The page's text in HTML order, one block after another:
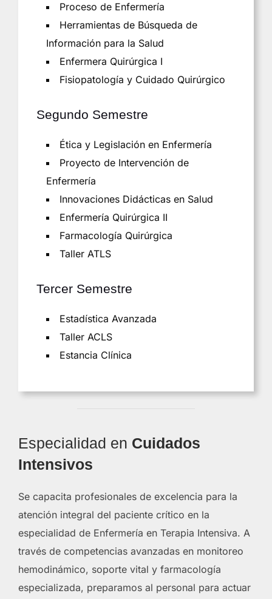
Proceso de Enfermería
Herramientas de Búsqueda de
Información para la Salud
Enfermera Quirúrgica I
Fisiopatología y Cuidado Quirúrgico
Segundo Semestre
Ética y Legislación en Enfermería
Proyecto de Intervención de
Enfermería
Innovaciones Didácticas en Salud
Enfermería Quirúrgica II
Farmacología Quirúrgica
Taller ATLS
Tercer Semestre
Estadística Avanzada
Taller ACLS
Estancia Clínica
Especialidad en Cuidados
Intensivos
Se capacita profesionales de excelencia para la
atención integral del paciente crítico en la
especialidad de Enfermería en Terapia Intensiva. A
través de competencias avanzadas en monitoreo
hemodinámico, soporte vital y farmacología
especializada, preparamos al personal para actuar